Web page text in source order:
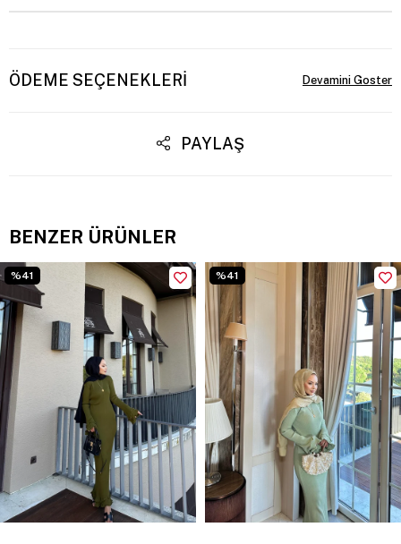
ÖDEME SEÇENEKLERI
PAYLAŞ
BENZER ÜRÜNLER
%41 %41